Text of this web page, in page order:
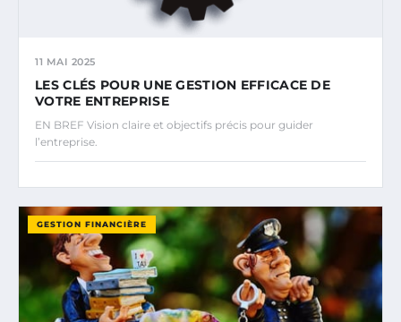
11 MAI 2025
LES CLÉS POUR UNE GESTION EFFICACE DE
VOTRE ENTREPRISE
EN BREF Vision claire et objectifs précis pour guider
l’entreprise.
GESTION FINANCIÈRE